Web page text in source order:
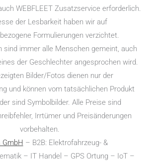
WEBFLEET Zusatzservice erforderlich.
der Lesbarkeit haben wir auf
Formulierungen verzichtet.
sind immer alle Menschen gemeint, auch
der Geschlechter angesprochen wird.
Bilder/Fotos dienen nur der
und können vom tatsächlichen Produkt
sind Symbolbilder. Alle Preise sind
Irrtümer und Preisänderungen
vorbehalten.
GmbH – B2B: Elektro­fahr­zeug- &
– IT Handel – GPS Ortung – IoT –